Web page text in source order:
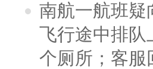
南航一航班疑
飞行途中排队
个厕所；客服